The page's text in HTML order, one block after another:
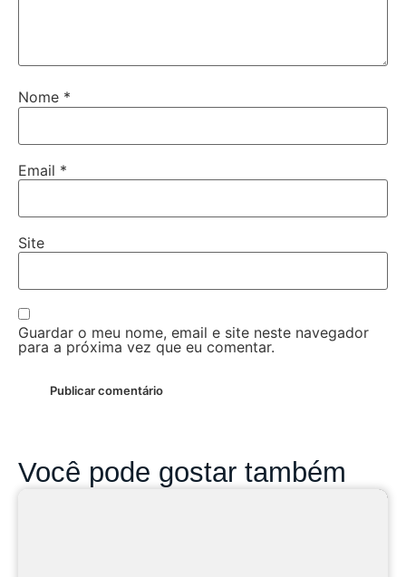
Nome *
Email *
Site
Guardar o meu nome, email e site neste navegador
para a próxima vez que eu comentar.
Você pode gostar também